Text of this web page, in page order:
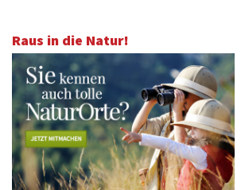
Raus in die Natur!